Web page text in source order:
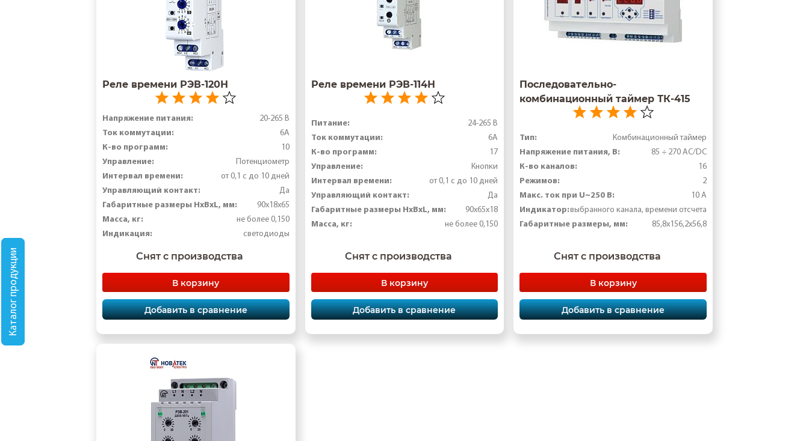
Каталог продукции
Реле времени РЭВ-120Н
Напряжение питания: 20-265 В
Ток коммутации: 6А
К-во программ: 10
Управление: Потенциометр
Интервал времени: от 0,1 с до 10 дней
Управляющий контакт: Да
Габаритные размеры HxBxL, мм: 90x18x65
Масса, кг: не более 0,150
Индикация: светодиоды
Снят с производства
В корзину
Добавить в сравнение
Реле времени РЭВ-114Н
Питание: 24-265 В
Ток коммутации: 6А
К-во программ: 17
Управление: Кнопки
Интервал времени: от 0,1 с до 10 дней
Управляющий контакт: Да
Габаритные размеры HxBxL, мм: 90x65x18
Масса, кг: не более 0,150
Снят с производства
В корзину
Добавить в сравнение
Последовательно-
комбинационный таймер ТК-415
Тип: Комбинационный таймер
Напряжение питания, В: 85 ÷ 270 AC/DC
К-во каналов: 16
Режимов: 2
Макс. ток при U~250 В: 10 А
Индикатор:выбранного канала, времени отсчета
Габаритные размеры, мм: 85,8х156,2х56,8
Снят с производства
В корзину
Добавить в сравнение